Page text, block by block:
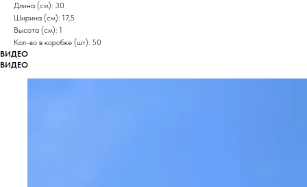
Длина (см): 30
Ширина (см): 17,5
Высота (см): 1
Кол-во в коробке (шт): 50
ВИДЕО
ВИДЕО